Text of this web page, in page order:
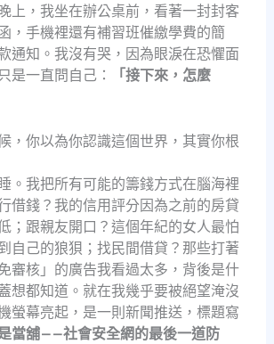
上，我坐在辦公桌前，看著一封封客
，手機裡還有補習班催繳學費的簡
通知。我沒有哭，因為眼淚在恐懼面
是一直問自己：
「接下來，怎麼
，你以為你認識這個世界，其實你根
。我把所有可能的籌錢方式在腦海裡
借錢？我的信用評分因為之前的房貸
；跟親友開口？這個年紀的女人最怕
自己的狼狽；找民間借貸？那些打著
審核」的廣告我看過太多，背後是什
想都知道。就在我幾乎要被絕望淹沒
螢幕亮起，是一則新聞推送，標題寫
是當舖——社會安全網的最後一道防